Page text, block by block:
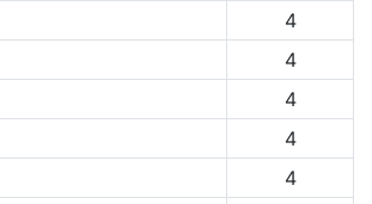
4
4
4
4
4